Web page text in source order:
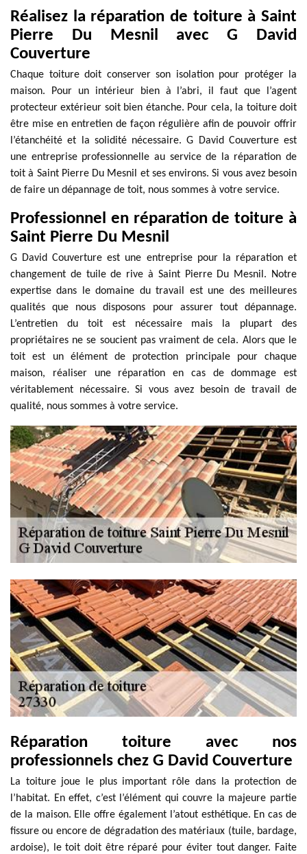
Réalisez la réparation de toiture à Saint
Pierre Du Mesnil avec G David
Couverture
Chaque toiture doit conserver son isolation pour protéger la
maison. Pour un intérieur bien à l’abri, il faut que l’agent
protecteur extérieur soit bien étanche. Pour cela, la toiture doit
être mise en entretien de façon régulière afin de pouvoir offrir
l’étanchéité et la solidité nécessaire. G David Couverture est
une entreprise professionnelle au service de la réparation de
toit à Saint Pierre Du Mesnil et ses environs. Si vous avez besoin
de faire un dépannage de toit, nous sommes à votre service.
Professionnel en réparation de toiture à
Saint Pierre Du Mesnil
G David Couverture est une entreprise pour la réparation et
changement de tuile de rive à Saint Pierre Du Mesnil. Notre
expertise dans le domaine du travail est une des meilleures
qualités que nous disposons pour assurer tout dépannage.
L’entretien du toit est nécessaire mais la plupart des
propriétaires ne se soucient pas vraiment de cela. Alors que le
toit est un élément de protection principale pour chaque
maison, réaliser une réparation en cas de dommage est
véritablement nécessaire. Si vous avez besoin de travail de
qualité, nous sommes à votre service.
Réparation toiture avec nos
professionnels chez G David Couverture
La toiture joue le plus important rôle dans la protection de
l’habitat. En effet, c’est l’élément qui couvre la majeure partie
de la maison. Elle offre également l’atout esthétique. En cas de
fissure ou encore de dégradation des matériaux (tuile, bardage,
ardoise), le toit doit être réparé pour éviter tout danger. Faite